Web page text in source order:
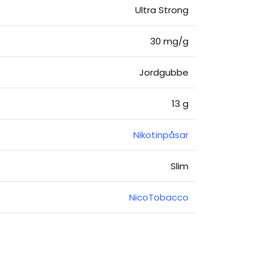
Ultra Strong
30 mg/g
Jordgubbe
13 g
Nikotinpåsar
Slim
NicoTobacco